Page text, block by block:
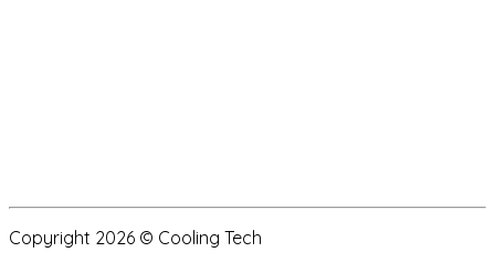
Copyright 2026 © Cooling Tech